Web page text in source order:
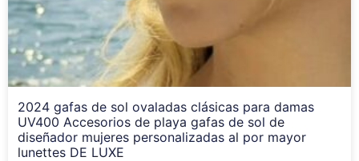
2024 gafas de sol ovaladas clásicas para damas
UV400 Accesorios de playa gafas de sol de
diseñador mujeres personalizadas al por mayor
lunettes DE LUXE